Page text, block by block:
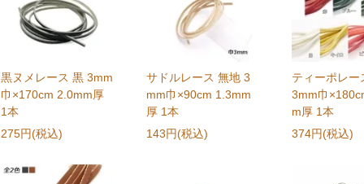
黒ヌメレース 黒 3mm
巾×170cm 2.0mm厚
1本
275円(税込)
サドルレース 無地 3
mm巾×90cm 1.3mm
厚 1本
143円(税込)
ティーポレー
3mm巾
m厚 1本
374円(税込)